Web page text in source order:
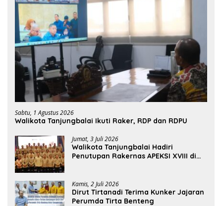
Sabtu, 1 Agustus 2026
Walikota Tanjungbalai Ikuti Raker, RDP dan RDPU
Jumat, 3 Juli 2026
Walikota Tanjungbalai Hadiri
Penutupan Rakernas APEKSI XVIII di
Kamis, 2 Juli 2026
Dirut Tirtanadi Terima Kunker Jajaran
Perumda Tirta Benteng